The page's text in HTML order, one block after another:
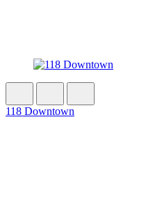
118 Downtown